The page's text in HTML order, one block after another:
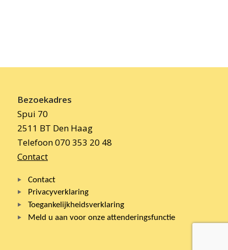
Bezoekadres
Spui 70
2511 BT Den Haag
Telefoon 070 353 20 48
Contact
Contact
Privacyverklaring
Toegankelijkheidsverklaring
Meld u aan voor onze attenderingsfunctie